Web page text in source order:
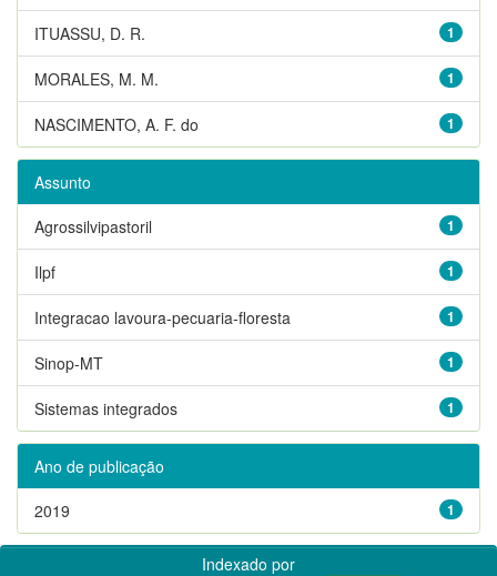
1
ITUASSU, D. R.
1
MORALES, M. M.
1
NASCIMENTO, A. F. do
Assunto
1
Agrossilvipastoril
1
Ilpf
1
Integracao lavoura-pecuaria-floresta
1
Sinop-MT
1
Sistemas integrados
Ano de publicação
1
2019
Indexado por